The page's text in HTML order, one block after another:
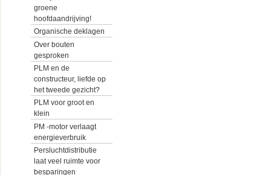
groene
hoofdaandrijving!
Organische deklagen
Over bouten
gesproken
PLM en de
constructeur, liefde op
het tweede gezicht?
PLM voor groot en
klein
PM -motor verlaagt
energieverbruik
Persluchtdistributie
laat veel ruimte voor
besparingen